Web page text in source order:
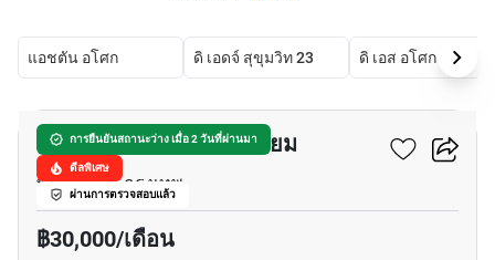
แอชตัน อโศก ดิ เอดจ์ สุขุมวิท 23 ดิ เอส อโศก
การยืนยันสถานะว่าง เมื่อ 2 วันที่ผ่านมา
ดีลพิเศษ
ผ่านการตรวจสอบแล้ว
ประสานมิตร คอนโดมิเนียม
พร้อมพงษ์, กรุงเทพ
฿30,000/เดือน